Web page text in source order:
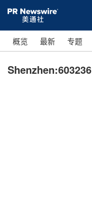
概览 最新 专题
Shenzhen:603236